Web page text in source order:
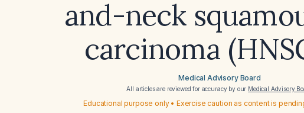
and-neck
carcinoma
Medical Advisory Board
All articles are reviewed for accuracy by our Medical Advisory
Educational purpose only • Exercise caution as content is